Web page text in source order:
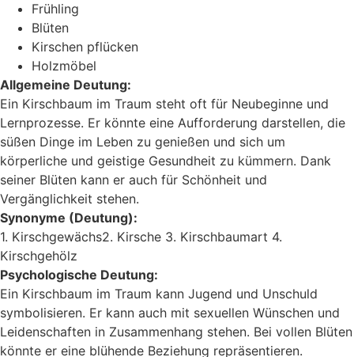
Frühling
Blüten
Kirschen pflücken
Holzmöbel
Allgemeine Deutung:
Ein Kirschbaum im Traum steht oft für Neubeginne und
Lernprozesse. Er könnte eine Aufforderung darstellen, die
süßen Dinge im Leben zu genießen und sich um
körperliche und geistige Gesundheit zu kümmern. Dank
seiner Blüten kann er auch für Schönheit und
Vergänglichkeit stehen.
Synonyme (Deutung):
1. Kirschgewächs2. Kirsche 3. Kirschbaumart 4.
Kirschgehölz
Psychologische Deutung:
Ein Kirschbaum im Traum kann Jugend und Unschuld
symbolisieren. Er kann auch mit sexuellen Wünschen und
Leidenschaften in Zusammenhang stehen. Bei vollen Blüten​
könnte er eine blühende Beziehung repräsentieren.